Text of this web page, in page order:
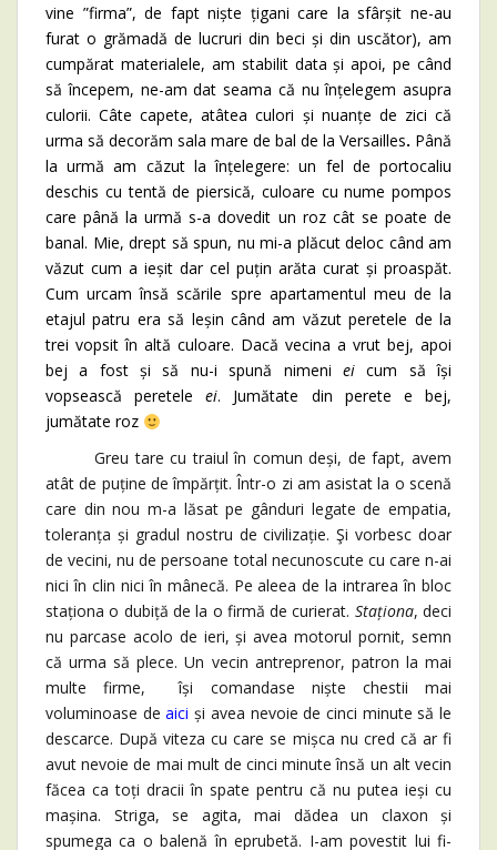
vine ”firma”, de fapt niște țigani care la sfârșit ne-au
furat o grămadă de lucruri din beci și din uscător), am
cumpărat materialele, am stabilit data și apoi, pe când
să începem, ne-am dat seama că nu înțelegem asupra
culorii. Câte capete, atâtea culori și nuanțe de zici că
urma să decorăm sala mare de bal de la Versailles. Până
la urmă am căzut la înțelegere: un fel de portocaliu
deschis cu tentă de piersică, culoare cu nume pompos
care până la urmă s-a dovedit un roz cât se poate de
banal. Mie, drept să spun, nu mi-a plăcut deloc când am
văzut cum a ieșit dar cel puțin arăta curat și proaspăt.
Cum urcam însă scările spre apartamentul meu de la
etajul patru era să leșin când am văzut peretele de la
trei vopsit în altă culoare. Dacă vecina a vrut bej, apoi
bej a fost și să nu-i spună nimeni eicum să își
vopsească peretele ei. Jumătate din perete e bej,
jumătate roz
Greu tare cu traiul în comun deși, de fapt, avem
atât de puține de împărțit. Într-o zi am asistat la o scenă
care din nou m-a lăsat pe gânduri legate de empatia,
toleranța și gradul nostru de civilizație. Şi vorbesc doar
de vecini, nu de persoane total necunoscute cu care n-ai
nici în clin nici în mânecă. Pe aleea de la intrarea în bloc
staționa o dubiță de la o firmă de curierat. Staționa, deci
nu parcase acolo de ieri, și avea motorul pornit, semn
că urma să plece. Un vecin antreprenor, patron la mai
multe firme, își comandase niște chestii mai
voluminoase deaici și avea nevoie de cinci minute să le
descarce. După viteza cu care se mișca nu cred că ar fi
avut nevoie de mai mult de cinci minute însă un alt vecin
făcea ca toți dracii în spate pentru că nu putea ieși cu
mașina. Striga, se agita, mai dădea un claxon și
spumega ca o balenă în eprubetă. I-am povestit lui fi-